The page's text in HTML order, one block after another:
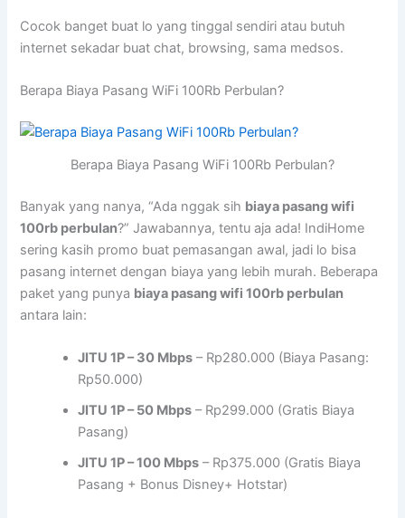
Cocok banget buat lo yang tinggal sendiri atau butuh
internet sekadar buat chat, browsing, sama medsos.
Berapa Biaya Pasang WiFi 100Rb Perbulan?
Berapa Biaya Pasang WiFi 100Rb Perbulan?
Banyak yang nanya, “Ada nggak sih biaya pasang wifi
100rb perbulan?” Jawabannya, tentu aja ada! IndiHome
sering kasih promo buat pemasangan awal, jadi lo bisa
pasang internet dengan biaya yang lebih murah. Beberapa
paket yang punya biaya pasang wifi 100rb perbulan
antara lain:
JITU 1P – 30 Mbps – Rp280.000 (Biaya Pasang:
Rp50.000)
JITU 1P – 50 Mbps – Rp299.000 (Gratis Biaya
Pasang)
JITU 1P – 100 Mbps – Rp375.000 (Gratis Biaya
Pasang + Bonus Disney+ Hotstar)